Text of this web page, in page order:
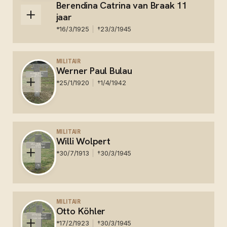
Berendina Catrina van Braak 11
jaar
*16/3/1925 †23/3/1945
Nederland - Omgekomen bij het bombardement op
Westendorp op 23 maart 1945.
MILITAIR
Werner Paul Bulau
*25/1/1920 †1/4/1942
op Zypendaal begraafplaats, Arnhem. Herbegraven op
de Duitse militaire begraafplaats in Ysselsteyn
MILITAIR
Willi Wolpert
*30/7/1913 †30/3/1945
Duits - veldgraf achter de Christelijke school.
Herbegraven begraafplaats Rentinkkamp Varsseveld.
Duitse militaire begraafplaats in Ysselsteyn
MILITAIR
Otto Köhler
*17/2/1923 †30/3/1945